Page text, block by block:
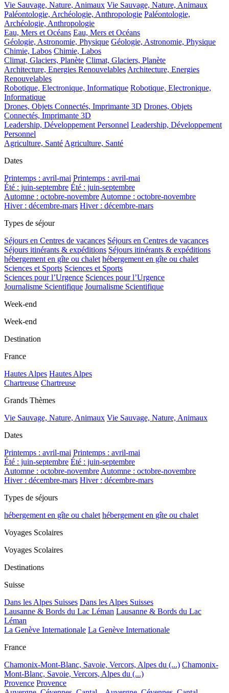
Vie Sauvage, Nature, Animaux Vie Sauvage, Nature, Animaux
Paléontologie, Archéologie, Anthropologie Paléontologie,
Archéologie, Anthropologie
Eau, Mers et Océans Eau, Mers et Océans
Géologie, Astronomie, Physique Géologie, Astronomie, Physique
Chimie, Labos Chimie, Labos
Climat, Glaciers, Planète Climat, Glaciers, Planète
Architecture, Energies RenouvelablesArchitecture, Energies
Renouvelables
Robotique, Electronique, Informatique Robotique, Electronique,
Informatique
Drones, Objets Connectés, Imprimante 3D Drones, Objets
Connectés, Imprimante 3D
Leadership, Développement Personnel Leadership, Développement
Personnel
Agriculture, SantéAgriculture, Santé
Dates
Printemps : avril-mai Printemps : avril-mai
Été : juin-septembre Été : juin-septembre
Automne : octobre-novembreAutomne : octobre-novembre
Hiver : décembre-mars Hiver : décembre-mars
Types de séjour
Séjours en Centres de vacances Séjours en Centres de vacances
Séjours itinérants & expéditions Séjours itinérants & expéditions
hébergement en gîte ou chalet hébergement en gîte ou chalet
Sciences et Sports Sciences et Sports
Sciences pour l’Urgence Sciences pour l’Urgence
Journalisme Scientifique Journalisme Scientifique
Week-end
Week-end
Destination
France
Hautes Alpes Hautes Alpes
Chartreuse Chartreuse
Grands Thèmes
Vie Sauvage, Nature, Animaux Vie Sauvage, Nature, Animaux
Dates
Printemps : avril-mai Printemps : avril-mai
Été : juin-septembre Été : juin-septembre
Automne : octobre-novembreAutomne : octobre-novembre
Hiver : décembre-mars Hiver : décembre-mars
Types de séjours
hébergement en gîte ou chalet hébergement en gîte ou chalet
Voyages Scolaires
Voyages Scolaires
Destinations
Suisse
Dans les Alpes Suisses Dans les Alpes Suisses
Lausanne & Bords du Lac Léman Lausanne & Bords du Lac
Léman
La Genève Internationale La Genève Internationale
France
Chamonix-Mont-Blanc, Savoie, Vercors, Alpes du (...) Chamonix-
Mont-Blanc, Savoie, Vercors, Alpes du (...)
Provence Provence